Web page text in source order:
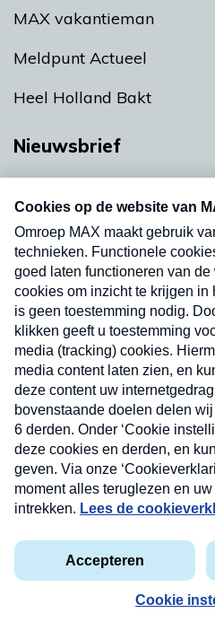
MAX vakantieman
Meldpunt Actueel
Heel Holland Bakt
Nieuwsbrief
nieuwsbrief. Elke vrijdag-
uw mailbox.
Privacyverklaring
Kwetsbaarheid melden
Copyright © 2026 MAX Vandaag -
Nieuwsbrief
Neem hier een gratis
nieuwsbrief. Elke vrijdag- en